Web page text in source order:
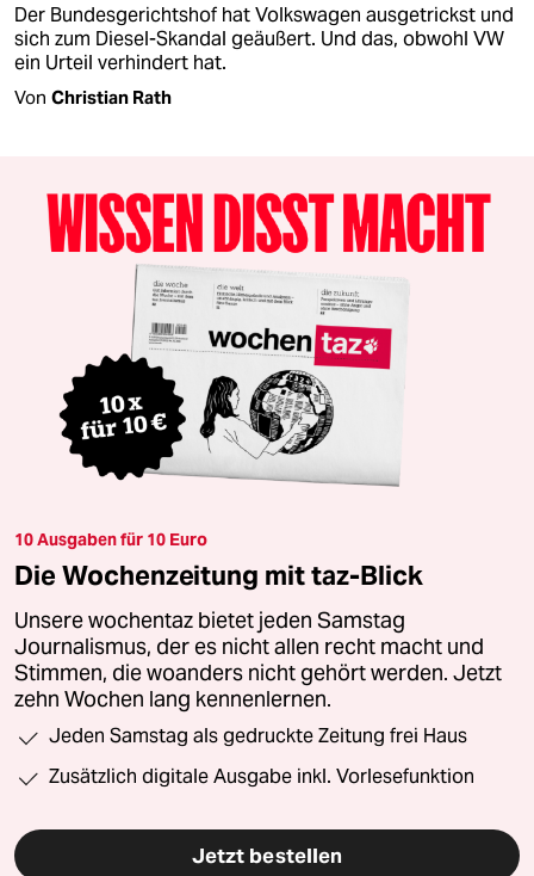
Der Bundesgerichtshof hat Volkswagen ausgetrickst und
sich zum Diesel-Skandal geäußert. Und das, obwohl VW
ein Urteil verhindert hat.
Von Christian Rath
10 Ausgaben für 10 Euro
Die Wochenzeitung mit taz-Blick
Unsere wochentaz bietet jeden Samstag
Journalismus, der es nicht allen recht macht und
Stimmen, die woanders nicht gehört werden. Jetzt
zehn Wochen lang kennenlernen.
Jeden Samstag als gedruckte Zeitung frei Haus
Zusätzlich digitale Ausgabe inkl. Vorlesefunktion
Jetzt bestellen